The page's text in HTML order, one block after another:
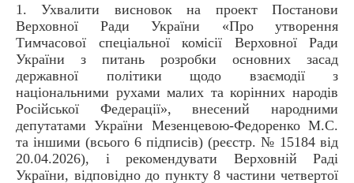
1. Ухвалити висновок на проект Постанови
Верховної Ради України «Про утворення
Тимчасової спеціальної комісії Верховної Ради
України з питань розробки основних засад
державної політики щодо взаємодії з
національними рухами малих та корінних народів
Російської Федерації», внесений народними
депутатами України Мезенцевою-Федоренко М.С.
та іншими (всього 6 підписів) (реєстр. № 15184 від
20.04.2026), і рекомендувати Верховній Раді
України, відповідно до пункту 8 частини четвертої